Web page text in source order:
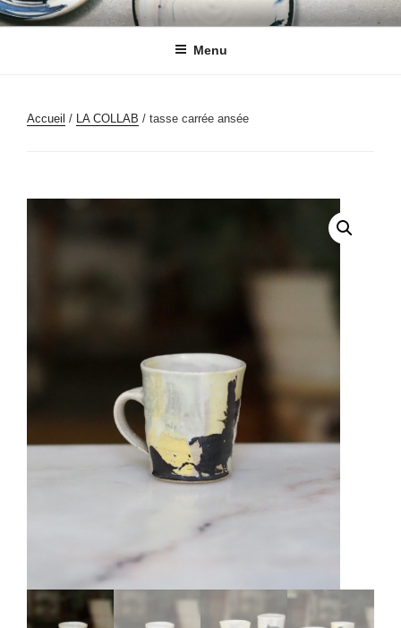
CHARLINE ROBACHE
CÉRAMIQUES Menu
Accueil / LA COLLAB / tasse carrée ansée